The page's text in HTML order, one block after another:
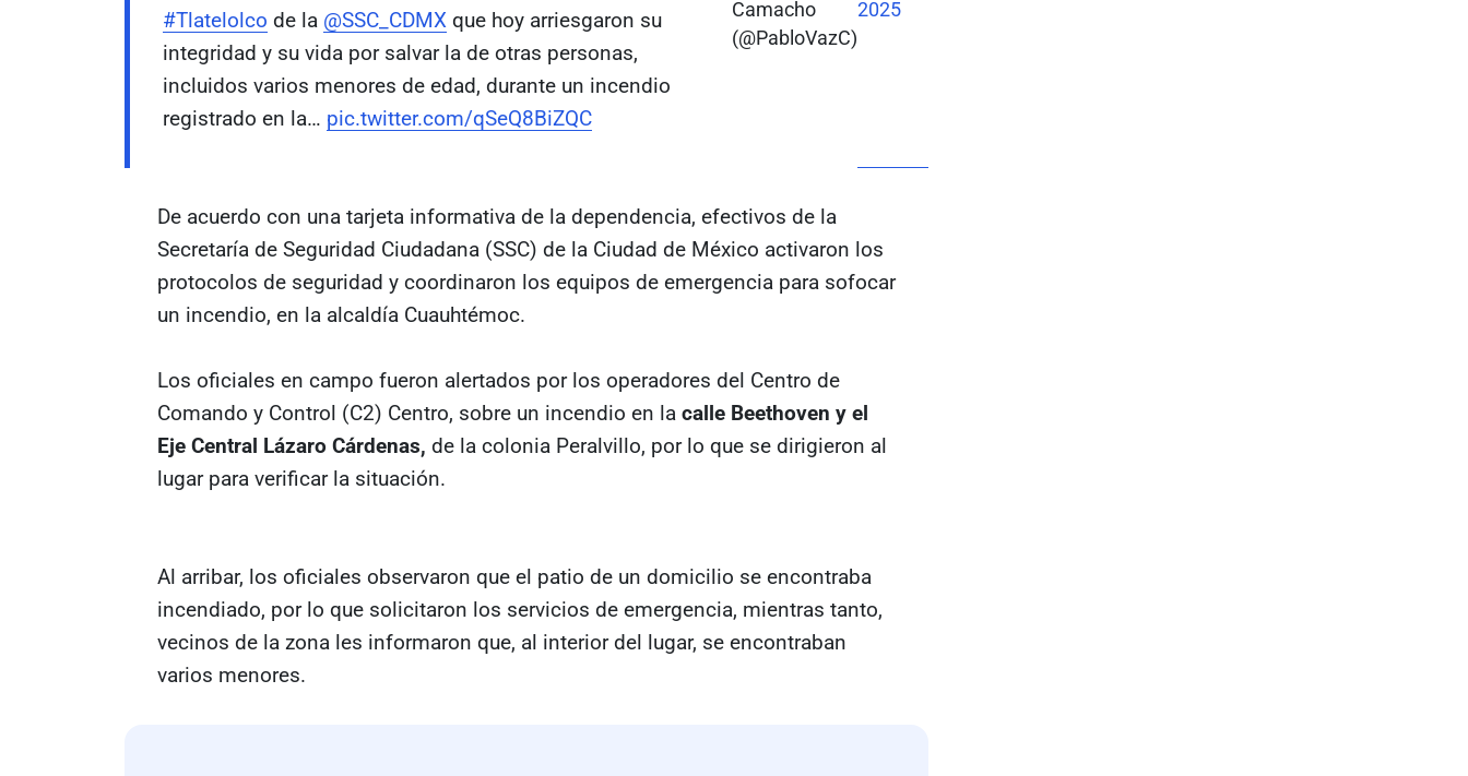
#Tlatelolco de la @SSC_CDMX que hoy arriesgaron su
integridad y su vida por salvar la de otras personas,
incluidos varios menores de edad, durante un incendio
registrado en la… pic.twitter.com/qSeQ8BiZQC
Camacho
(@PabloVazC)
2025
De acuerdo con una tarjeta informativa de la dependencia, efectivos de la
Secretaría de Seguridad Ciudadana (SSC) de la Ciudad de México activaron los
protocolos de seguridad y coordinaron los equipos de emergencia para sofocar
un incendio, en la alcaldía Cuauhtémoc.
Los oficiales en campo fueron alertados por los operadores del Centro de
Comando y Control (C2) Centro, sobre un incendio en la calle Beethoven y el
Eje Central Lázaro Cárdenas, de la colonia Peralvillo, por lo que se dirigieron al
lugar para verificar la situación.
Al arribar, los oficiales observaron que el patio de un domicilio se encontraba
incendiado, por lo que solicitaron los servicios de emergencia, mientras tanto,
vecinos de la zona les informaron que, al interior del lugar, se encontraban
varios menores.